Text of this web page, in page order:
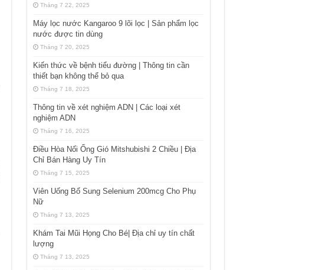
Tháng 7 22, 2025
Máy lọc nước Kangaroo 9 lõi lọc | Sản phẩm lọc
nước được tin dùng
Tháng 7 20, 2025
Kiến thức về bệnh tiểu đường | Thông tin cần
thiết bạn không thể bỏ qua
Tháng 7 18, 2025
Thông tin về xét nghiệm ADN | Các loại xét
nghiệm ADN
Tháng 7 16, 2025
Điều Hòa Nối Ống Gió Mitshubishi 2 Chiều | Địa
Chỉ Bán Hàng Uy Tín
Tháng 7 15, 2025
Viên Uống Bổ Sung Selenium 200mcg Cho Phụ
Nữ
Tháng 7 13, 2025
Khám Tai Mũi Họng Cho Bé| Địa chỉ uy tín chất
lượng
Tháng 7 13, 2025